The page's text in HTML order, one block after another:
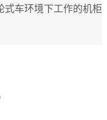
车环境下工作的机柜